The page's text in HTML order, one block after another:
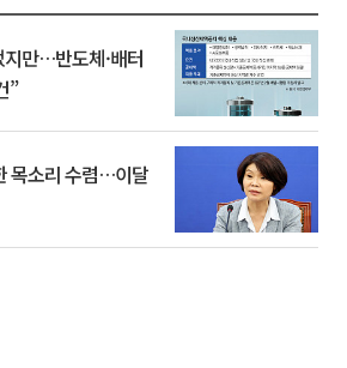
지만…반도체·배터
”
목소리 수렴…이달